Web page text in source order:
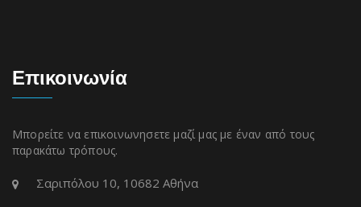
Επικοινωνία
Μπορείτε να επικοινωνησετε μαζί μας με έναν από τους
παρακάτω τρόπους.
Σαριπόλου 10, 10682 Αθήνα